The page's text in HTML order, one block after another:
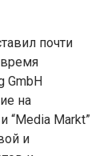
почти
GmbH
на
“Media Markt”
и